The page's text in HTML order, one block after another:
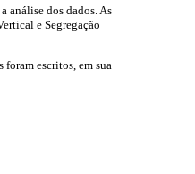
análise dos dados. As
e Segregação
foram escritos, em sua